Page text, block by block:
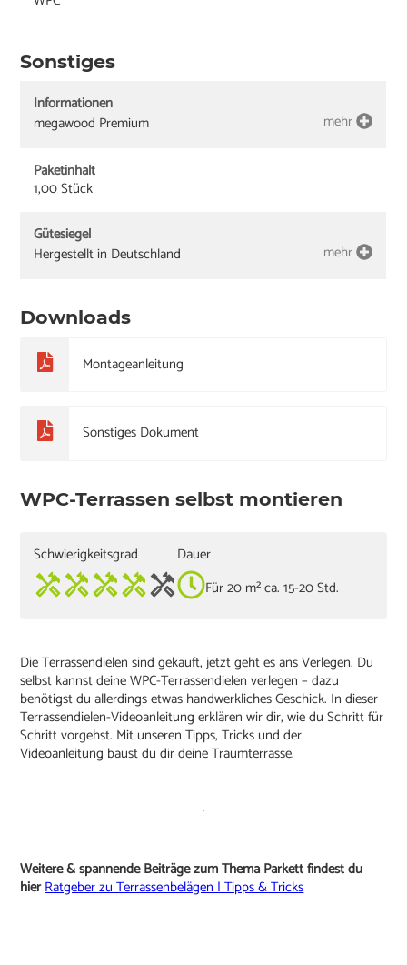
Sonstiges
Informationen
megawood Premium
mehr
Paketinhalt
1,00 Stück
Gütesiegel
Hergestellt in Deutschland
mehr
Downloads
Montageanleitung
Sonstiges Dokument
WPC-Terrassen selbst montieren
Schwierigkeitsgrad
Dauer
Für 20 m² ca. 15-20 Std.
Die Terrassendielen sind gekauft, jetzt geht es ans Verlegen. Du
selbst kannst deine WPC-Terrassendielen verlegen – dazu
benötigst du allerdings etwas handwerkliches Geschick. In dieser
Terrassendielen-Videoanleitung erklären wir dir, wie du Schritt für
Schritt vorgehst. Mit unseren Tipps, Tricks und der
Videoanleitung baust du dir deine Traumterrasse.
Weitere & spannende Beiträge zum Thema Parkett findest du
hierRatgeber zu Terrassenbelägen | Tipps & Tricks